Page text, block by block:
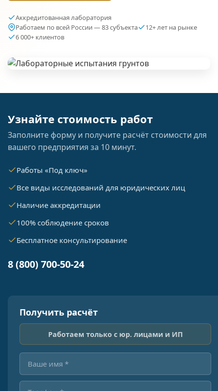
Аккредитованная лаборатория
Работаем по всей России — 83 субъекта
12+ лет на рынке
6 000+ клиентов
Узнайте стоимость работ
Заполните форму и получите расчёт стоимости для
вашего предприятия за 10 минут.
Работы «Под ключ»
Все виды исследований для юридических лиц
Наличие аккредитации
100% соблюдение сроков
Бесплатное консультирование
8 (800) 700-50-24
Получить расчёт
Работаем только с юр. лицами и ИП